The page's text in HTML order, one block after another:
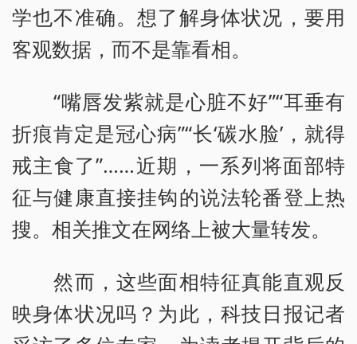
学也不准确。想了解身体状况，要用
客观数据，而不是靠看相。
“嘴唇发紫就是心脏不好”“耳垂有
折痕肯定是冠心病”“长‘碳水脸’，就得
戒主食了”……近期，一系列将面部特
征与健康直接挂钩的说法轮番登上热
搜。相关推文在网络上被大量转发。
然而，这些面相特征真能直观反
映身体状况吗？为此，科技日报记者